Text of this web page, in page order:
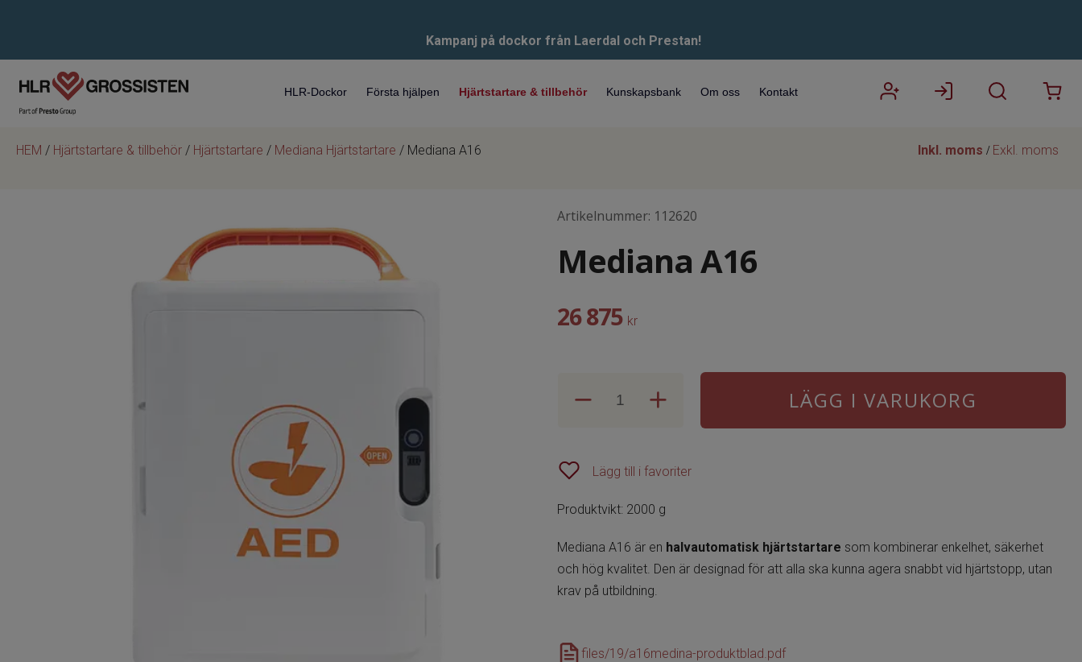
Kampanj på dockor från Laerdal och Prestan!
HLR-Dockor Första hjälpen Hjärtstartare & tillbehör Kunskapsbank Om oss Kontakt
HEM / Hjärtstartare & tillbehör / Hjärtstartare / Mediana Hjärtstartare / Mediana A16 Inkl. moms / Exkl. moms
Artikelnummer: 112620
Mediana A16
26 875 kr
LÄGG I VARUKORG
Lägg till i favoriter
Produktvikt: 2000 g
Mediana A16 är en halvautomatisk hjärtstartare som kombinerar enkelhet, säkerhet
och hög kvalitet. Den är designad för att alla ska kunna agera snabbt vid hjärtstopp, utan
krav på utbildning.
files/19/a16medina-produktblad.pdf